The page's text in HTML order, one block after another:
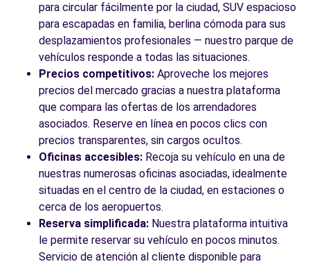
para circular fácilmente por la ciudad, SUV espacioso
para escapadas en familia, berlina cómoda para sus
desplazamientos profesionales — nuestro parque de
vehículos responde a todas las situaciones.
Precios competitivos: Aproveche los mejores
precios del mercado gracias a nuestra plataforma
que compara las ofertas de los arrendadores
asociados. Reserve en línea en pocos clics con
precios transparentes, sin cargos ocultos.
Oficinas accesibles: Recoja su vehículo en una de
nuestras numerosas oficinas asociadas, idealmente
situadas en el centro de la ciudad, en estaciones o
cerca de los aeropuertos.
Reserva simplificada: Nuestra plataforma intuitiva
le permite reservar su vehículo en pocos minutos.
Servicio de atención al cliente disponible para